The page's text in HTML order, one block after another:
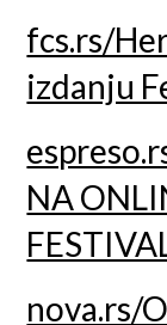
fcs.rs/
izdanju
NA
nova.rs/